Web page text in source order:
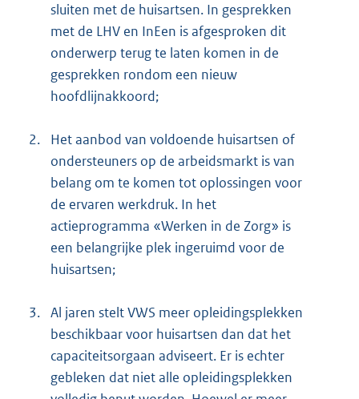
sluiten met de huisartsen. In gesprekken
met de LHV en InEen is afgesproken dit
onderwerp terug te laten komen in de
gesprekken rondom een nieuw
hoofdlijnakkoord;
2.
Het aanbod van voldoende huisartsen of
ondersteuners op de arbeidsmarkt is van
belang om te komen tot oplossingen voor
de ervaren werkdruk. In het
actieprogramma «Werken in de Zorg» is
een belangrijke plek ingeruimd voor de
huisartsen;
3. Al jaren stelt VWS meer opleidingsplekken
beschikbaar voor huisartsen dan dat het
capaciteitsorgaan adviseert. Er is echter
gebleken dat niet alle opleidingsplekken